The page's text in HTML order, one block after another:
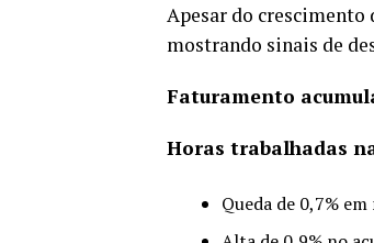
Apesar do
mostrando sinais de
Faturamento
Horas trabalhadas
Queda de 0,7%